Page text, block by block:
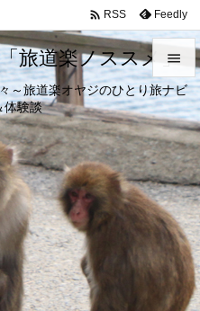
旅道楽ノススメ」
～旅道楽オヤジのひとり旅ナビ
体験談


メニュ

サイド

前へ

次へ

検索
 RSS Feedly